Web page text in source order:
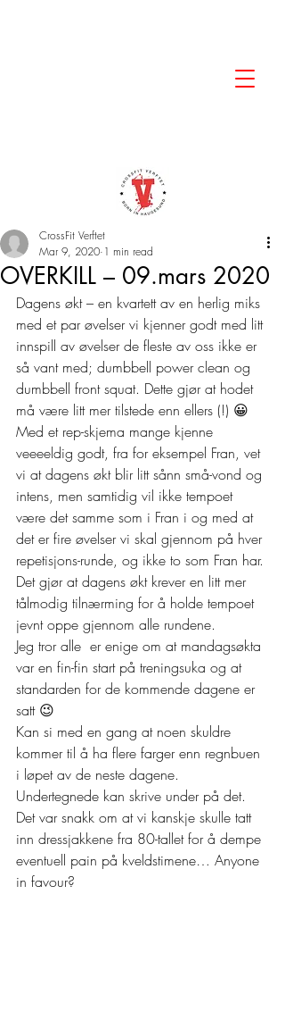
OVERKILL – 09.mars 2020
CrossFit Verftet
Mar 9, 2020 1 min read
Dagens økt – en kvartett av en herlig miks
med et par øvelser vi kjenner godt med litt
innspill av øvelser de fleste av oss ikke er
så vant med; dumbbell power clean og
dumbbell front squat. Dette gjør at hodet
må være litt mer tilstede enn ellers (!) 😀
Med et rep-skjema mange kjenne
veeeeldig godt, fra for eksempel Fran, vet
vi at dagens økt blir litt sånn små-vond og
intens, men samtidig vil ikke tempoet
være det samme som i Fran i og med at
det er fire øvelser vi skal gjennom på hver
repetisjons-runde, og ikke to som Fran har.
Det gjør at dagens økt krever en litt mer
tålmodig tilnærming for å holde tempoet
jevnt oppe gjennom alle rundene.
Jeg tror alle  er enige om at mandagsøkta
var en fin-fin start på treningsuka og at
standarden for de kommende dagene er
satt 😉
Kan si med en gang at noen skuldre
kommer til å ha flere farger enn regnbuen
i løpet av de neste dagene.
Undertegnede kan skrive under på det.
Det var snakk om at vi kanskje skulle tatt
inn dressjakkene fra 80-tallet for å dempe
eventuell pain på kveldstimene… Anyone
in favour?